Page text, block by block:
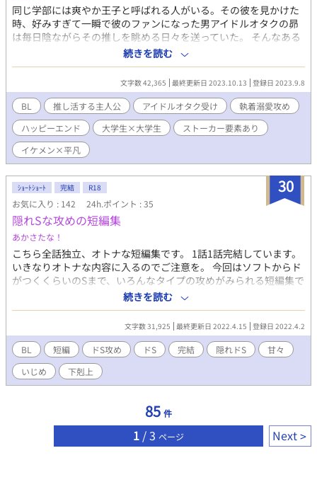
同じ学部には爽やか王子と呼ばれる人がいる。その彼を見かけた
時、好みすぎて一瞬で彼のファンになった男アイドルオタクの昴
は毎日陰ながらその推しを眺める日々を送っていた。 そんなある
日、推しの声と似ている怪しい人に昴は声をかけられる。 その人
は誰かにストーカーされているから今日は君の家に泊めてほしい
と言われ…。 これは執着溺愛攻めが腐女子の何気ないアドバイス
により始まった平凡ドルオタク捕獲計画である。 ※一応完結して
いますが、付き合った後の二人の話を連載する予定です。
続きを読む
文字数 42,365 最終更新日 2023.10.13 登録日 2023.9.8
BL 推し活する主人公 アイドルオタク受け
執着溺愛攻め
ハッピーエンド
大学生×大学生
ストーカー要素あり
イケメン×平凡
30
ｼｮｰﾄｼｮｰﾄ 完結 R18
お気に入り : 142 24h.ポイント : 35
隠れSな攻めの短編集
あかさたな！
こちら全話独立、オトナな短編集です。 1話1話完結しています。
いきなりオトナな内容に入るのでご注意を。 今回はソフトからド
がつくくらいのSまで、いろんなタイプの攻めがみられる短編集で
す！隠れSとか、メガネSとか、年下Sとか…⁉︎ 【お仕置きで奥の
処女をもらう参謀】【口の中をいじめる歯医者】 【独占欲で使用
人をいじめる王様】 【無自覚Sがトイレを我慢させる】 【召喚さ
れた勇者は魔術師の性癖（ケモ耳）に巻き込まれる】 【勝手にイ
くことを許さない許嫁】 【胸の敏感なところだけでいかせたいい
じめっ子】 【自称Sをしばく女装っ子の部下】 【魔王を公開処刑
する勇者】 【酔うとエスになるカテキョ】 【虎視眈々と下剋上を
狙うヴァンパイアの眷属】 【貴族坊ちゃんの弱みを握った庶民】
完結とさせていただきます。 最後までお付き合いいただき、あり
がとうございました。 ーーーーーーーーーーーーーーーーー 前作
に ・年下攻め ・いじわるな溺愛攻め ・下剋上っぽい関係 短編集
続きを読む
文字数 31,925 最終更新日 2022.4.15 登録日 2022.4.2
BL 短編 ドS攻め ドS 完結 隠れドS
甘々
いじめ
下剋上
85 件
1 / 3 ページ Next